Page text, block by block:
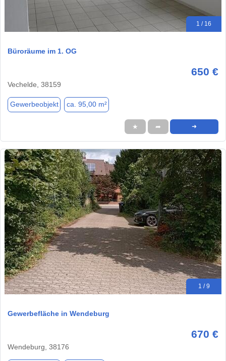
1 / 16
Büroräume im 1. OG
650 €
Vechelde, 38159
Gewerbeobjekt ca. 95,00 m²
★ ➦ ➜
1 / 9
Gewerbefläche in Wendeburg
670 €
Wendeburg, 38176